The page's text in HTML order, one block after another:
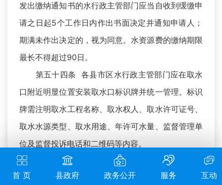
首 页 县政府 政务公开 服务 互动
发出缴纳通知书的水行政主管部门应当自收到缓缴申
请之日起5个工作日内作出书面决定并通知申请人；
期满未作出决定的，视为同意。水资源费的缴纳期限
最长不得超过90日。
第五十四条 各县市区水行政主管部门应在取水
口附近明显位置安装取水口标识牌并统一管理。标识
牌需注明取水工程名称、取水权人、取水许可证号、
取水水源类型、取水用途、年许可水量、监督管理单
位及监督投诉电话和二维码等内容。
第五十五条 取水单位或个人、取水监督管理单
位均应按照“一户一档”要求，建立规范的台账资料，